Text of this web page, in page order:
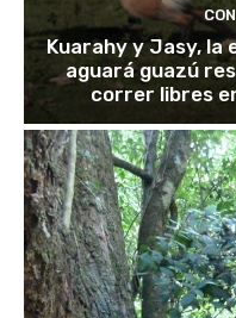
Kuarahy y Jasy, la
aguará guazú
correr libres